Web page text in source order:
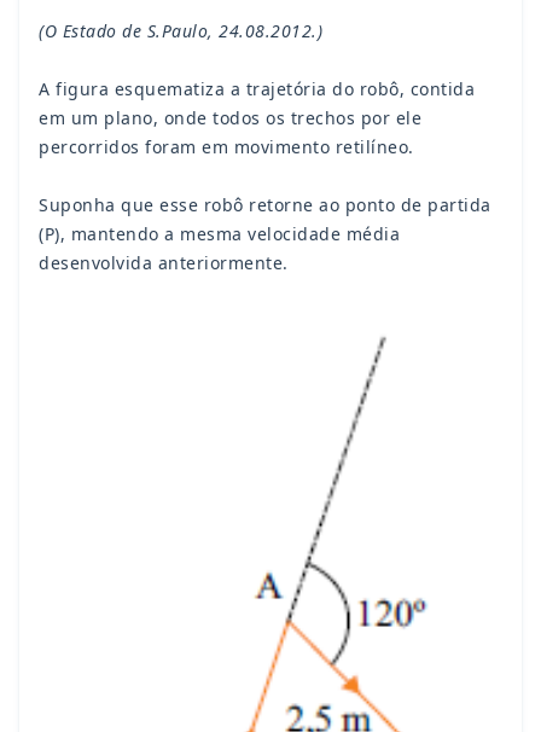
(O Estado de S.Paulo, 24.08.2012.)
A figura esquematiza a trajetória do robô, contida
em um plano, onde todos os trechos por ele
percorridos foram em movimento retilíneo.
Suponha que esse robô retorne ao ponto de partida
(P), mantendo a mesma velocidade média
desenvolvida anteriormente.